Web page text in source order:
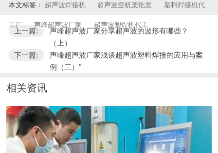
本文标签： 超声波焊接机 超声波空机架批发 塑料焊接机代
工厂 声峰超声波厂家 超声波塑焊机代工
上一篇:
声峰超声波厂家分享超声波的波形有哪些？
（上）
下一篇:
声峰超声波厂家浅谈超声波塑料焊接的应用与案
例（三）"
相关资讯